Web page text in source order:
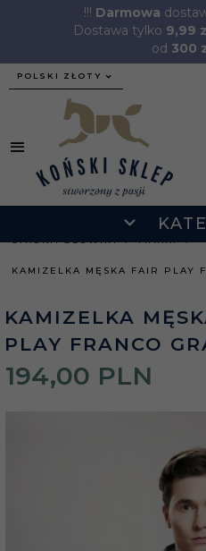
!!! Darmowa
Dostawa tylko 9,99
od 300
currency_h
POLSKI ZŁOTY
STRONA GŁÓWNA MARKI
KAMIZELKA MĘSKA FAIR PLAY
KAMIZELKA
PLAY FRANCO
194,00 PLN